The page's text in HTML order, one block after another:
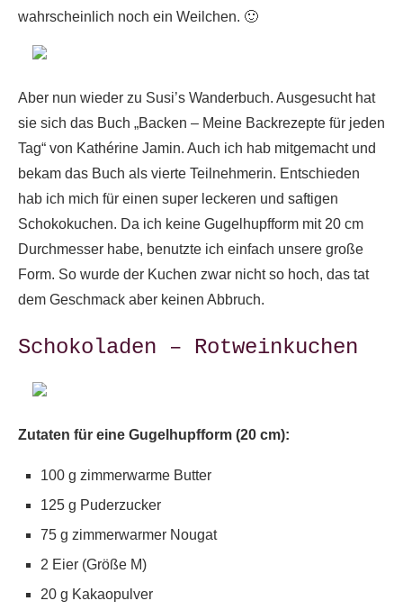
wahrscheinlich noch ein Weilchen. 🙂
Aber nun wieder zu Susi’s Wanderbuch. Ausgesucht hat
sie sich das Buch „Backen – Meine Backrezepte für jeden
Tag“ von Kathérine Jamin. Auch ich hab mitgemacht und
bekam das Buch als vierte Teilnehmerin. Entschieden
hab ich mich für einen super leckeren und saftigen
Schokokuchen. Da ich keine Gugelhupfform mit 20 cm
Durchmesser habe, benutzte ich einfach unsere große
Form. So wurde der Kuchen zwar nicht so hoch, das tat
dem Geschmack aber keinen Abbruch.
Schokoladen – Rotweinkuchen
Zutaten für eine Gugelhupfform (20 cm):
100 g zimmerwarme Butter
125 g Puderzucker
75 g zimmerwarmer Nougat
2 Eier (Größe M)
20 g Kakaopulver